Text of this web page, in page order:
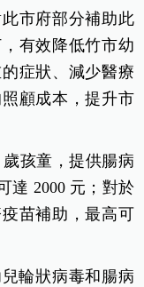
市府部分補助此
有效降低竹市幼
症狀、減少醫療
顧成本，提升市
孩童，提供腸病
達 2000 元；對於
苗補助，最高可
輪狀病毒和腸病